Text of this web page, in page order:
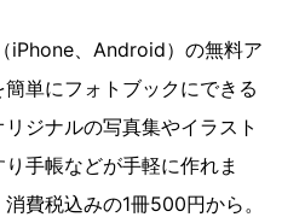
iPhone、Android）の無料ア
単にフォトブックにできる
ジナルの写真集やイラスト
手帳などが手軽に作れま
費税込みの1冊500円から。